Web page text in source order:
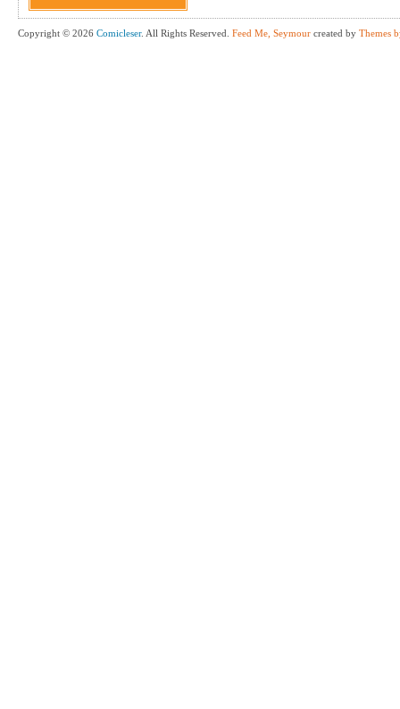
Copyright © 2026 Comicleser. All Rights Reserved. Feed Me, Seymour created by Themes